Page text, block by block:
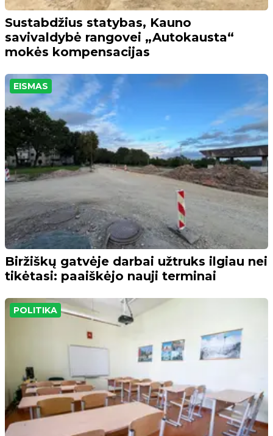
Sustabdžius statybas, Kauno
savivaldybė rangovei „Autokausta“
mokės kompensacijas
EISMAS
Biržiškų gatvėje darbai užtruks ilgiau nei
tikėtasi: paaiškėjo nauji terminai
POLITIKA